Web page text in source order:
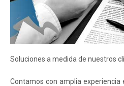
Soluciones a medida de nuestros
Contamos con amplia experiencia